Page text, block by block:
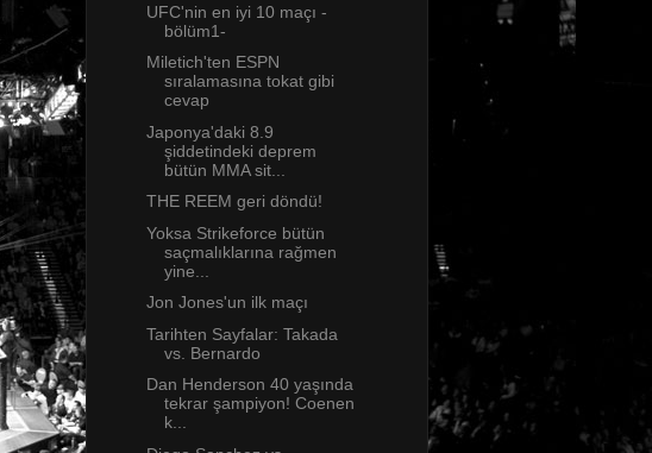
UFC'nin en iyi 10 maçı -
bölüm1-
Miletich'ten ESPN
sıralamasına tokat gibi
cevap
Japonya'daki 8.9
şiddetindeki deprem
bütün MMA sit...
THE REEM geri döndü!
Yoksa Strikeforce bütün
saçmalıklarına rağmen
yine...
Jon Jones'un ilk maçı
Tarihten Sayfalar: Takada
vs. Bernardo
Dan Henderson 40 yaşında
tekrar şampiyon! Coenen
k...